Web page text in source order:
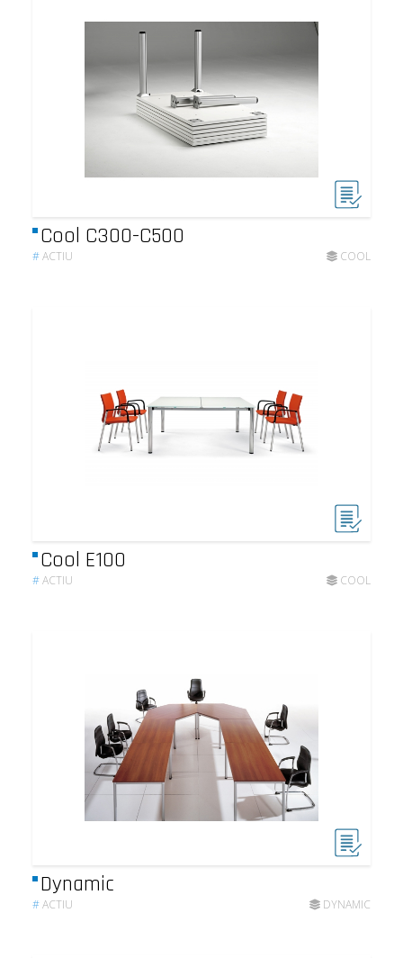
Cool C300-C500
#ACTIU COOL
Cool E100
#ACTIU COOL
Dynamic
#ACTIU DYNAMIC